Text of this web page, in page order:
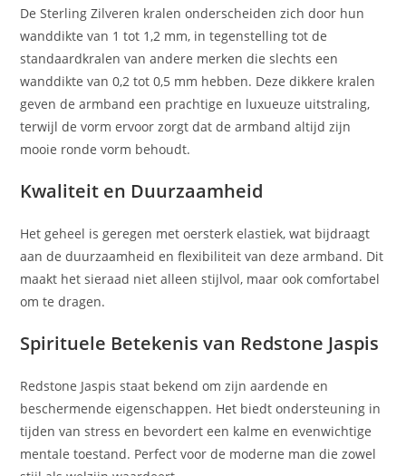
De Sterling Zilveren kralen onderscheiden zich door hun
wanddikte van 1 tot 1,2 mm, in tegenstelling tot de
standaardkralen van andere merken die slechts een
wanddikte van 0,2 tot 0,5 mm hebben. Deze dikkere kralen
geven de armband een prachtige en luxueuze uitstraling,
terwijl de vorm ervoor zorgt dat de armband altijd zijn
mooie ronde vorm behoudt.
Kwaliteit en Duurzaamheid
Het geheel is geregen met oersterk elastiek, wat bijdraagt
aan de duurzaamheid en flexibiliteit van deze armband. Dit
maakt het sieraad niet alleen stijlvol, maar ook comfortabel
om te dragen.
Spirituele Betekenis van Redstone Jaspis
Redstone Jaspis staat bekend om zijn aardende en
beschermende eigenschappen. Het biedt ondersteuning in
tijden van stress en bevordert een kalme en evenwichtige
mentale toestand. Perfect voor de moderne man die zowel